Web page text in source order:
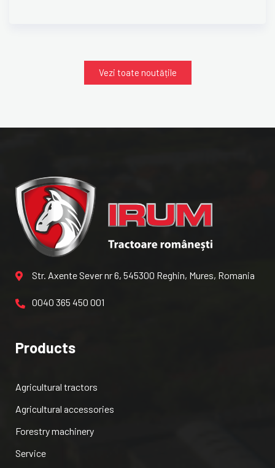
Vezi toate noutățile
Str. Axente Sever nr 6, 545300 Reghin, Mures, Romania
0040 365 450 001
Products
Agricultural tractors
Agricultural accessories
Forestry machinery
Service